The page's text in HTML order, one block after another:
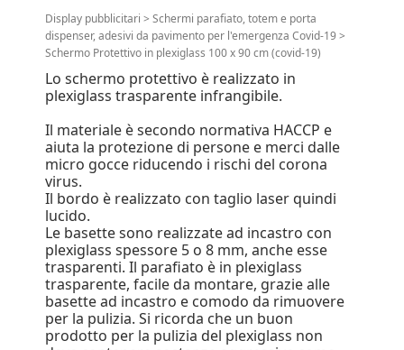
Display pubblicitari > Schermi parafiato, totem e porta
dispenser, adesivi da pavimento per l'emergenza Covid-19>
Schermo Protettivo in plexiglass 100 x 90 cm (covid-19)
Lo schermo protettivo è realizzato in
plexiglass trasparente infrangibile.
Il materiale è secondo normativa HACCP e
aiuta la protezione di persone e merci dalle
micro gocce riducendo i rischi del corona
virus.
Il bordo è realizzato con taglio laser quindi
lucido.
Le basette sono realizzate ad incastro con
plexiglass spessore 5 o 8 mm, anche esse
trasparenti. Il parafiato è in plexiglass
trasparente, facile da montare, grazie alle
basette ad incastro e comodo da rimuovere
per la pulizia. Si ricorda che un buon
prodotto per la pulizia del plexiglass non